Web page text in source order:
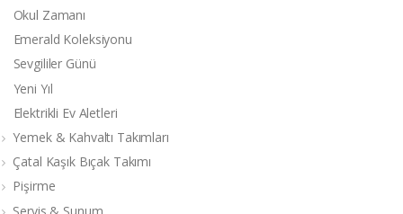
Okul Zamanı
Emerald Koleksiyonu
Sevgililer Günü
Yeni Yıl
Elektrikli Ev Aletleri
Yemek & Kahvaltı Takımları
Çatal Kaşık Bıçak Takımı
Pişirme
Servis & Sunum